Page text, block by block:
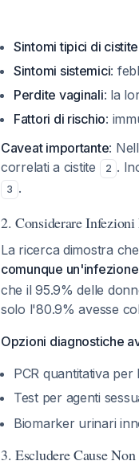
Sintomi tipici di cistite
Sintomi sistemici:
Perdite vaginali: la
Fattori di rischio:
Caveat importante:
correlati a cistite
2 .
3 .
2. Considerare
La ricerca dimostra che
comunque
che il 95.9% delle
solo l'80.9% avesse
Opzioni diagnostiche
PCR quantitativa
Test per agenti
Biomarker urinari
3. Escludere Cause